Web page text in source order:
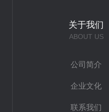
关于我们
ABOUT US
公司简介
企业文化
联系我们